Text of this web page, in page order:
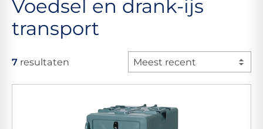
Voedsel en drank-ijs
transport
7 resultaten Meest recent